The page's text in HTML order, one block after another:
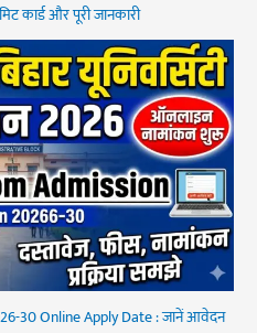
कार्ड और पूरी जानकारी
30 Online Apply Date : जानें आवेदन